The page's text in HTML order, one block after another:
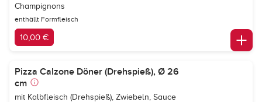
Champignons
enthällt Formfleisch
10,00 €
Pizza Calzone Döner (Drehspieß), Ø 26
cm
mit Kalbfleisch (Drehspieß), Zwiebeln, Sauce